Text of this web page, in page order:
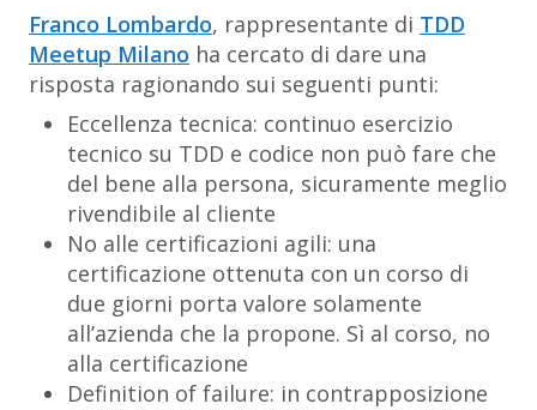
Franco Lombardo, rappresentante di TDD
Meetup Milano ha cercato di dare una
risposta ragionando sui seguenti punti:
Eccellenza tecnica: continuo esercizio
tecnico su TDD e codice non può fare che
del bene alla persona, sicuramente meglio
rivendibile al cliente
No alle certificazioni agili: una
certificazione ottenuta con un corso di
due giorni porta valore solamente
all’azienda che la propone. Sì al corso, no
alla certificazione
Definition of failure: in contrapposizione